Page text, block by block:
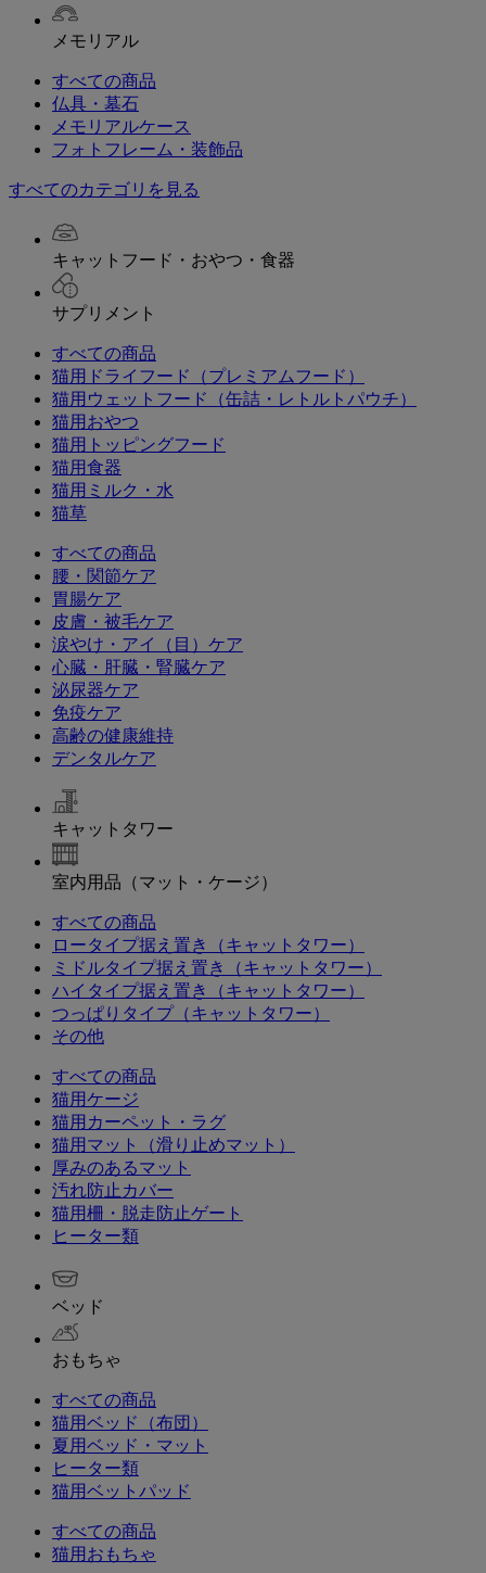
メモリアル
すべての商品
仏具・墓石
メモリアルケース
フォトフレーム・装飾品
すべてのカテゴリを見る
キャットフード・おやつ・食器
サプリメント
すべての商品
猫用ドライフード（プレミアムフード）
猫用ウェットフード（缶詰・レトルトパウチ）
猫用おやつ
猫用トッピングフード
猫用食器
猫用ミルク・水
猫草
すべての商品
腰・関節ケア
胃腸ケア
皮膚・被毛ケア
涙やけ・アイ（目）ケア
心臓・肝臓・腎臓ケア
泌尿器ケア
免疫ケア
高齢の健康維持
デンタルケア
キャットタワー
室内用品（マット・ケージ）
すべての商品
ロータイプ据え置き（キャットタワー）
ミドルタイプ据え置き（キャットタワー）
ハイタイプ据え置き（キャットタワー）
つっぱりタイプ（キャットタワー）
その他
すべての商品
猫用ケージ
猫用カーペット・ラグ
猫用マット（滑り止めマット）
厚みのあるマット
汚れ防止カバー
猫用柵・脱走防止ゲート
ヒーター類
ベッド
おもちゃ
すべての商品
猫用ベッド（布団）
夏用ベッド・マット
ヒーター類
猫用ベットパッド
すべての商品
猫用おもちゃ